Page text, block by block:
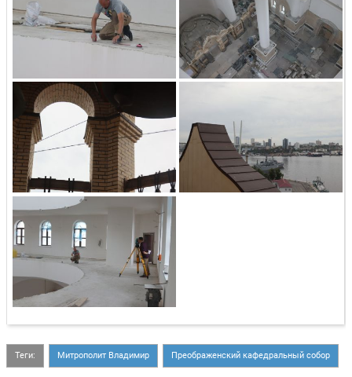
Теги: Митрополит Владимир Преображенский кафедральный собор